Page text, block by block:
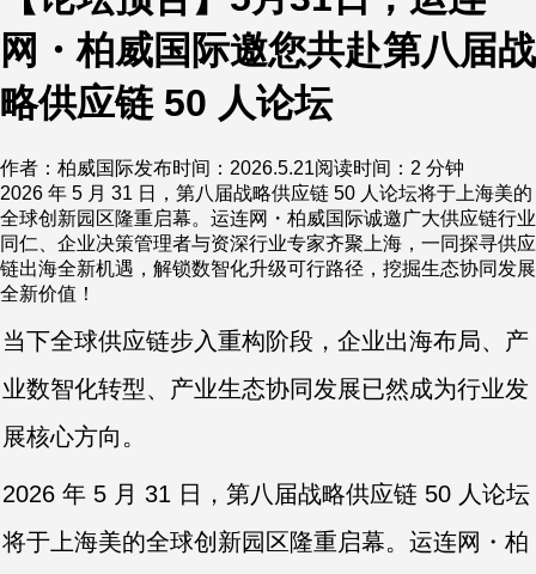
网・柏威国际邀您共赴第八届战
略供应链 50 人论坛
作者：柏威国际发布时间：2026.5.21阅读时间：2 分钟
2026 年 5 月 31 日，第八届战略供应链 50 人论坛将于上海美的
全球创新园区隆重启幕。运连网・柏威国际诚邀广大供应链行业
同仁、企业决策管理者与资深行业专家齐聚上海，一同探寻供应
链出海全新机遇，解锁数智化升级可行路径，挖掘生态协同发展
全新价值！
当下全球供应链步入重构阶段，企业出海布局、产
业数智化转型、产业生态协同发展已然成为行业发
展核心方向。
2026 年 5 月 31 日，第八届战略供应链 50 人论坛
将于上海美的全球创新园区隆重启幕。运连网・柏